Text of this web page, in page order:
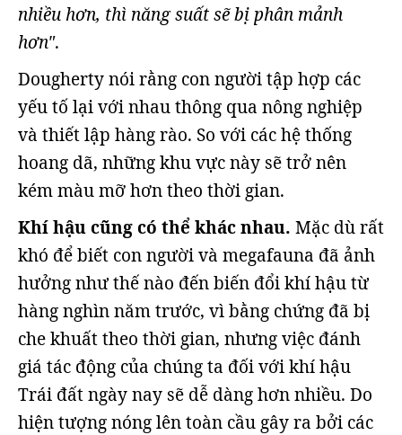
nhiều hơn, thì năng suất sẽ bị phân mảnh
hơn".
Dougherty nói rằng con người tập hợp các
yếu tố lại với nhau thông qua nông nghiệp
và thiết lập hàng rào. So với các hệ thống
hoang dã, những khu vực này sẽ trở nên
kém màu mỡ hơn theo thời gian.
Khí hậu cũng có thể khác nhau. Mặc dù rất
khó để biết con người và megafauna đã ảnh
hưởng như thế nào đến biến đổi khí hậu từ
hàng nghìn năm trước, vì bằng chứng đã bị
che khuất theo thời gian, nhưng việc đánh
giá tác động của chúng ta đối với khí hậu
Trái đất ngày nay sẽ dễ dàng hơn nhiều. Do
hiện tượng nóng lên toàn cầu gây ra bởi các